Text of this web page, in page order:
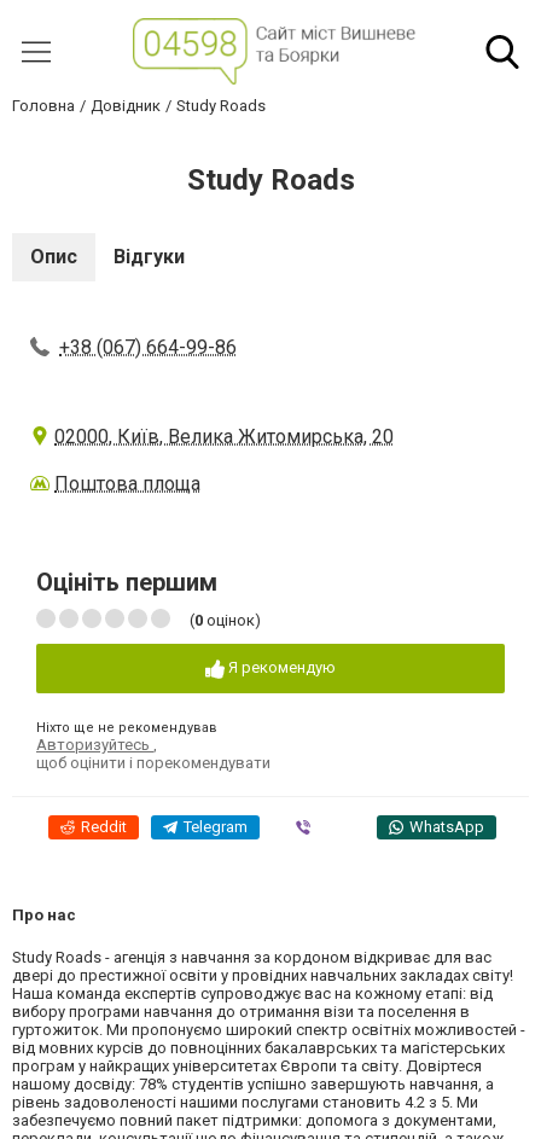
Головна Довідник Study Roads
Study Roads
Опис Відгуки
+38 (067) 664-99-86
02000, Київ, Велика Житомирська, 20
Поштова площа
Оцініть першим
(0 оцінок)
Я рекомендую
Ніхто ще не рекомендував
Авторизуйтесь
щоб оцінити і порекомендувати
Reddit Telegram WhatsApp
Про нас
Study Roads - агенція з навчання за кордоном відкриває для вас
двері до престижної освіти у провідних навчальних закладах світу!
Наша команда експертів супроводжує вас на кожному етапі: від
вибору програми навчання до отримання візи та поселення в
гуртожиток. Ми пропонуємо широкий спектр освітніх можливостей -
від мовних курсів до повноцінних бакалаврських та магістерських
програм у найкращих університетах Європи та світу. Довіртеся
нашому досвіду: 78% студентів успішно завершують навчання, а
рівень задоволеності нашими послугами становить 4.2 з 5. Ми
забезпечуємо повний пакет підтримки: допомога з документами,